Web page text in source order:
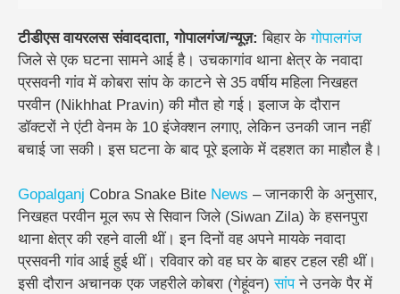
टीडीएस वायरलस संवाददाता, गोपालगंज/न्यूज़: बिहार केगोपालगंज
जिले से एक घटना सामने आई है। उचकागांव थाना क्षेत्र के नवादा
प्रसवनी गांव में कोबरा सांप के काटने से 35 वर्षीय महिला निखहत
परवीन (Nikhhat Pravin) की मौत हो गई। इलाज के दौरान
डॉक्टरों ने एंटी वेनम के 10 इंजेक्शन लगाए, लेकिन उनकी जान नहीं
बचाई जा सकी। इस घटना के बाद पूरे इलाके में दहशत का माहौल है।
Gopalganj Cobra Snake Bite News – जानकारी के अनुसार,
निखहत परवीन मूल रूप से सिवान जिले (Siwan Zila) के हसनपुरा
थाना क्षेत्र की रहने वाली थीं। इन दिनों वह अपने मायके नवादा
प्रसवनी गांव आई हुई थीं। रविवार को वह घर के बाहर टहल रही थीं।
इसी दौरान अचानक एक जहरीले कोबरा (गेहूंवन)सांपने उनके पैर में